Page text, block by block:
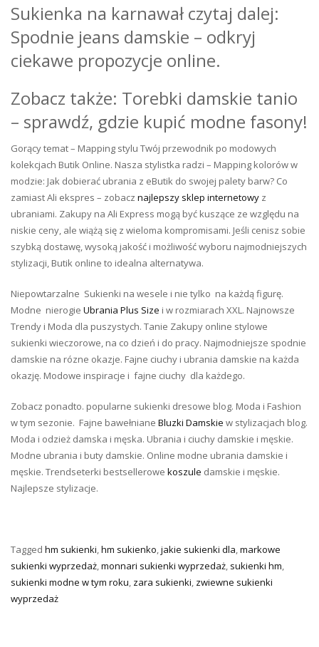
Sukienka na karnawał czytaj dalej:
Spodnie jeans damskie – odkryj
ciekawe propozycje online.
Zobacz także: Torebki damskie tanio
– sprawdź, gdzie kupić modne fasony!
Gorący temat – Mapping stylu Twój przewodnik po modowych
kolekcjach Butik Online. Nasza stylistka radzi – Mapping kolorów w
modzie: Jak dobierać ubrania z eButik do swojej palety barw? Co
zamiast Ali ekspres – zobacz najlepszy sklep internetowy z
ubraniami. Zakupy na Ali Express mogą być kuszące ze względu na
niskie ceny, ale wiążą się z wieloma kompromisami. Jeśli cenisz sobie
szybką dostawę, wysoką jakość i możliwość wyboru najmodniejszych
stylizacji, Butik online to idealna alternatywa.
Niepowtarzalne Sukienki na wesele i nie tylko na każdą figurę.
Modne nierogie Ubrania Plus Size i w rozmiarach XXL. Najnowsze
Trendy i Moda dla puszystych. Tanie Zakupy online stylowe
sukienki wieczorowe, na co dzień i do pracy. Najmodniejsze spodnie
damskie na rózne okazje. Fajne ciuchy i ubrania damskie na każda
okazję. Modowe inspiracje i fajne ciuchy dla każdego.
Zobacz ponadto. popularne sukienki dresowe blog. Moda i Fashion
w tym sezonie. Fajne bawełniane Bluzki Damskie w stylizacjach blog.
Moda i odzież damska i męska. Ubrania i ciuchy damskie i męskie.
Modne ubrania i buty damskie. Online modne ubrania damskie i
męskie. Trendseterki bestsellerowe koszule damskie i męskie.
Najlepsze stylizacje.
Tagged hm sukienki,hm sukienko,jakie sukienki dla,markowe
sukienki wyprzedaż,monnari sukienki wyprzedaż, sukienki hm,
sukienki modne w tym roku, zara sukienki, zwiewne sukienki
wyprzedaż